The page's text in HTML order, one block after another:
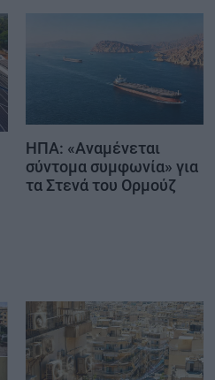
ΗΠΑ: «Αναμένεται
σύντομα συμφωνία» για
τα Στενά του Ορμούζ